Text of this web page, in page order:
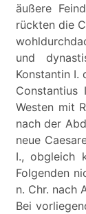
äußere
rückten die
und
Konstantin I.
Westen mit
nach der
neue
I., obgleich
Folgenden
n. Chr. nach
Bei